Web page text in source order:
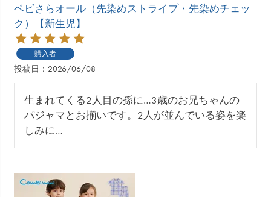
ベビさらオール（先染めストライプ・先染めチェッ
ク）【新生児】
購入者
投稿日 2026/06/08
生まれてくる2人目の孫に…3歳のお兄ちゃんの
パジャマとお揃いです。2人が並んでいる姿を楽
しみに…